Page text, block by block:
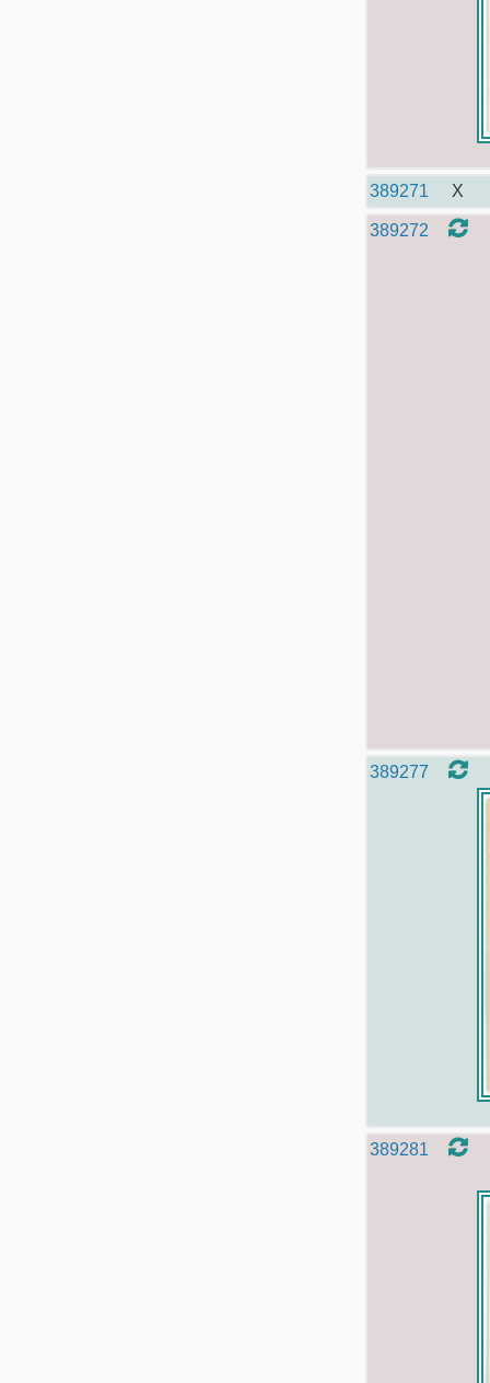
389271 X
389272
389277
389281